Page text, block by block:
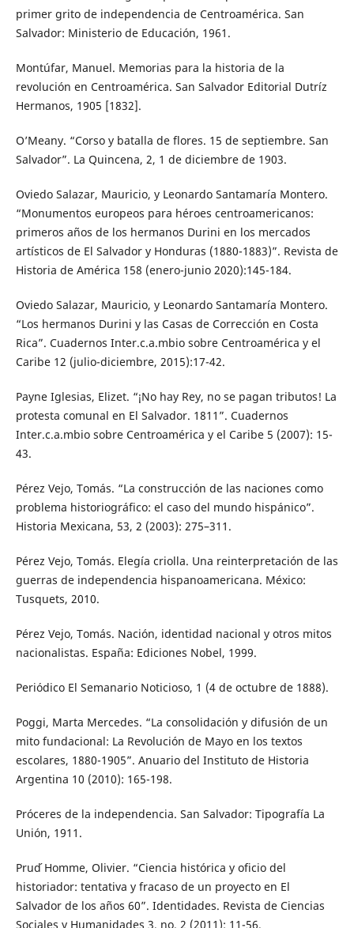
primer grito de independencia de Centroamérica. San
Salvador: Ministerio de Educación, 1961.
Montúfar, Manuel. Memorias para la historia de la
revolución en Centroamérica. San Salvador Editorial Dutríz
Hermanos, 1905 [1832].
O’Meany. “Corso y batalla de flores. 15 de septiembre. San
Salvador”. La Quincena, 2, 1 de diciembre de 1903.
Oviedo Salazar, Mauricio, y Leonardo Santamaría Montero.
“Monumentos europeos para héroes centroamericanos:
primeros años de los hermanos Durini en los mercados
artísticos de El Salvador y Honduras (1880-1883)”. Revista de
Historia de América 158 (enero-junio 2020):145-184.
Oviedo Salazar, Mauricio, y Leonardo Santamaría Montero.
“Los hermanos Durini y las Casas de Corrección en Costa
Rica”. Cuadernos Inter.c.a.mbio sobre Centroamérica y el
Caribe 12 (julio-diciembre, 2015):17-42.
Payne Iglesias, Elizet. “¡No hay Rey, no se pagan tributos! La
protesta comunal en El Salvador. 1811”. Cuadernos
Inter.c.a.mbio sobre Centroamérica y el Caribe 5 (2007): 15-
43.
Pérez Vejo, Tomás. “La construcción de las naciones como
problema historiográfico: el caso del mundo hispánico”.
Historia Mexicana, 53, 2 (2003): 275–311.
Pérez Vejo, Tomás. Elegía criolla. Una reinterpretación de las
guerras de independencia hispanoamericana. México:
Tusquets, 2010.
Pérez Vejo, Tomás. Nación, identidad nacional y otros mitos
nacionalistas. España: Ediciones Nobel, 1999.
Periódico El Semanario Noticioso, 1 (4 de octubre de 1888).
Poggi, Marta Mercedes. “La consolidación y difusión de un
mito fundacional: La Revolución de Mayo en los textos
escolares, 1880-1905”. Anuario del Instituto de Historia
Argentina 10 (2010): 165-198.
Próceres de la independencia. San Salvador: Tipografía La
Unión, 1911.
Prud ́Homme, Olivier. “Ciencia histórica y oficio del
historiador: tentativa y fracaso de un proyecto en El
Salvador de los años 60”. Identidades. Revista de Ciencias
Sociales y Humanidades 3, no. 2 (2011): 11-56.